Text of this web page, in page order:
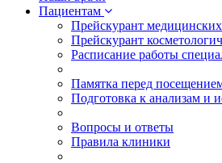
Пациентам
Прейскурант
Прейскурант
Расписание работы
Памятка перед
Подготовка к анализам и
Вопросы и ответы
Правила клиники